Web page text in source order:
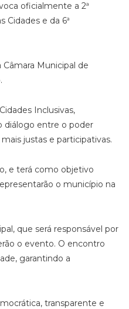
oficialmente a 2ª
Cidades e da 6ª
Municipal de
Inclusivas,
diálogo entre o poder
justas e participativas.
e terá como objetivo
o município na
que será responsável por
o evento. O encontro
garantindo a
transparente e